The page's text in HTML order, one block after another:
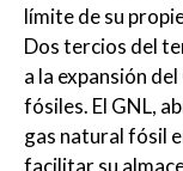
límite de su
Dos tercios del
a la expansión
fósiles. El GNL,
gas natural fósil
facilitar su